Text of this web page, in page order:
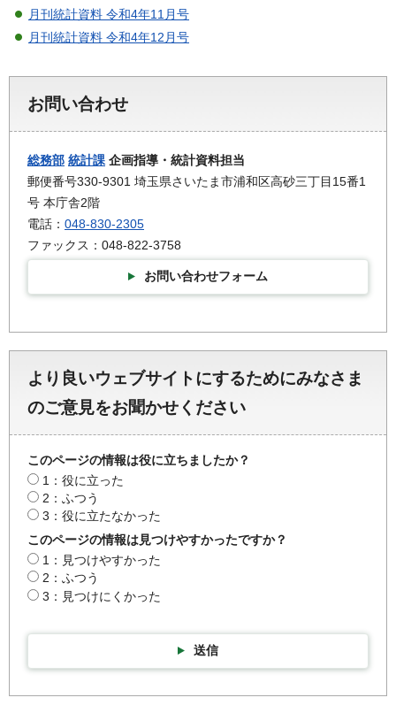
月刊統計資料 令和4年11月号
月刊統計資料 令和4年12月号
お問い合わせ
総務部 統計課 企画指導・統計資料担当
郵便番号330-9301 埼玉県さいたま市浦和区高砂三丁目15番1
号 本庁舎2階
電話： 048-830-2305
ファックス：048-822-3758
お問い合わせフォーム
より良いウェブサイトにするためにみなさま
のご意見をお聞かせください
このページの情報は役に立ちましたか？
1：役に立った
2：ふつう
3：役に立たなかった
このページの情報は見つけやすかったですか？
1：見つけやすかった
2：ふつう
3：見つけにくかった
送信